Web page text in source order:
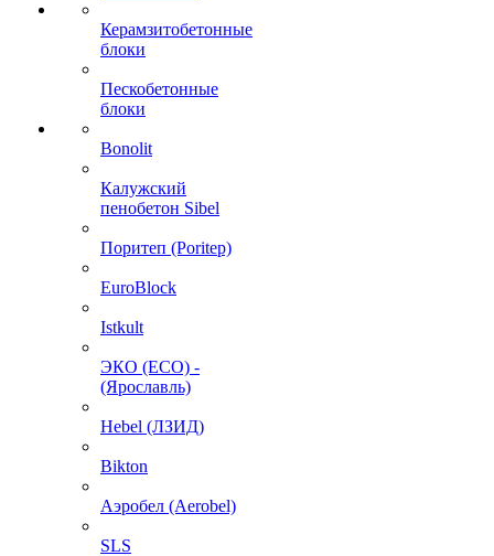
Керамзитобетонные
блоки
Пескобетонные
блоки
Bonolit
Калужский
пенобетон Sibel
Поритеп (Poritep)
EuroBlock
Istkult
ЭКО (ECO) -
(Ярославль)
Hebel (ЛЗИД)
Bikton
Аэробел (Aerobel)
SLS